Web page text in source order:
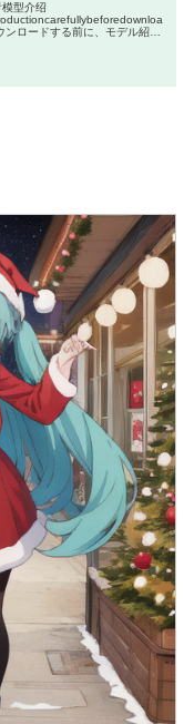
型介绍
ロードする前に、モデル紹介